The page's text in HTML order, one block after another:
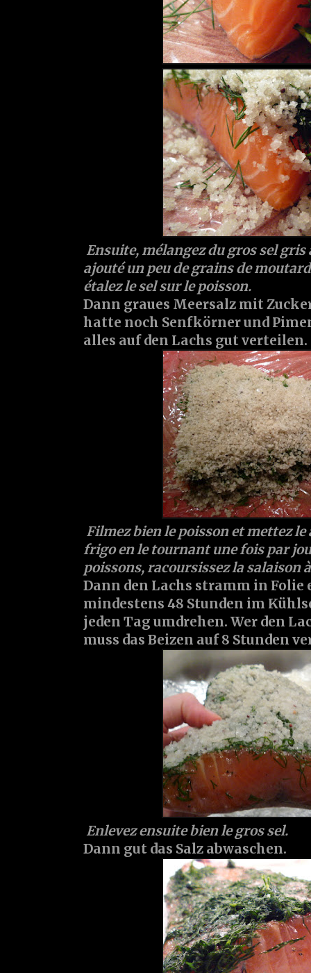
Ensuite, mélangez du gros sel gris
ajouté un peu de grains de
étalez le sel sur le poisson.
Dann graues Meersalz mit
hatte noch Senfkörner und
alles auf den Lachs gut verteilen.
Filmez bien le poisson et mettez
frigo en le tournant une fois par
poissons, racoursissez la salaison
Dann den Lachs stramm in Folie
mindestens 48 Stunden im
jeden Tag umdrehen. Wer den
muss das Beizen auf 8 Stunden
Enlevez ensuite bien le gros sel.
Dann gut das Salz abwaschen.